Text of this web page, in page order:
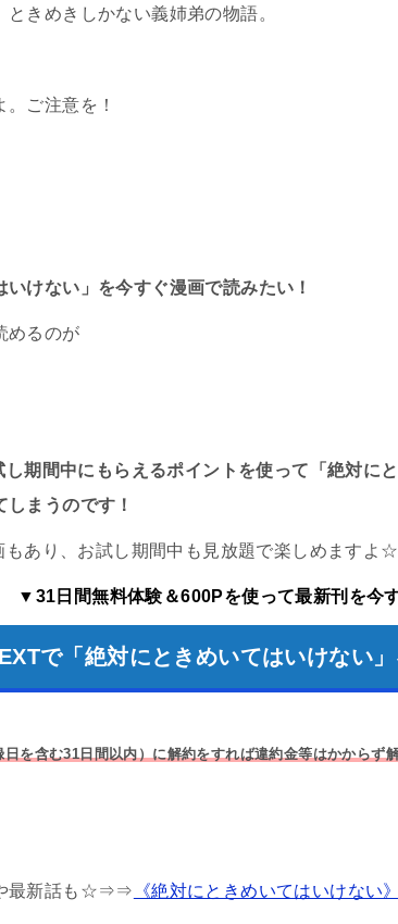
きめきしかない義姉弟の物語。
ご注意を！
いけない」を今すぐ漫画で読みたい！
めるのが
期間中にもらえるポイントを使って「絶対に
まうのです！
もあり、お試し期間中も見放題で楽しめますよ☆
▼31日間無料体験＆600Pを使って最新刊を今
で「絶対にときめいてはいけない
を含む31日間以内）に解約をすれば違約金等はかからず
最新話も☆⇒⇒ 《絶対にときめいてはいけない